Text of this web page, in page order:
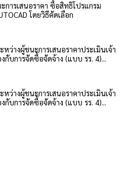
การเสนอราคา ซื้อสิทธิโปรแกรม
โดยวิธีคัดเลือก
หว่างผู้ชนะการเสนอราคาประเมินเจ้า
กับการจัดซื้อจัดจ้าง (แบบ รร. 4)...
หว่างผู้ชนะการเสนอราคาประเมินเจ้า
กับการจัดซื้อจัดจ้าง (แบบ รร. 4)...